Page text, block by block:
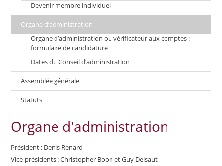
Devenir membre individuel
Organe d’administration
Organe d’administration ou vérificateur aux comptes :
formulaire de candidature
Dates du Conseil d’administration
Assemblée générale
Statuts
Organe d'administration
Président : Denis Renard
Vice-présidents : Christopher Boon et Guy Delsaut